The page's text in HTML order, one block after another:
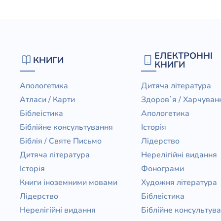
КНИГИ
Апологетика
Атласи / Карти
Біблеістика
Біблійне консультування
Біблія / Святе Письмо
Дитяча література
Історія
Книги іноземними мовами
Лідерство
Нерелігійні видання
ЕЛЕКТРОННІ
КНИГИ
Дитяча література
Здоров`я /
Апологетика
Історія
Лідерство
Нерелігійні видання
Фонограми
Художня література
Біблеістика
Біблійне